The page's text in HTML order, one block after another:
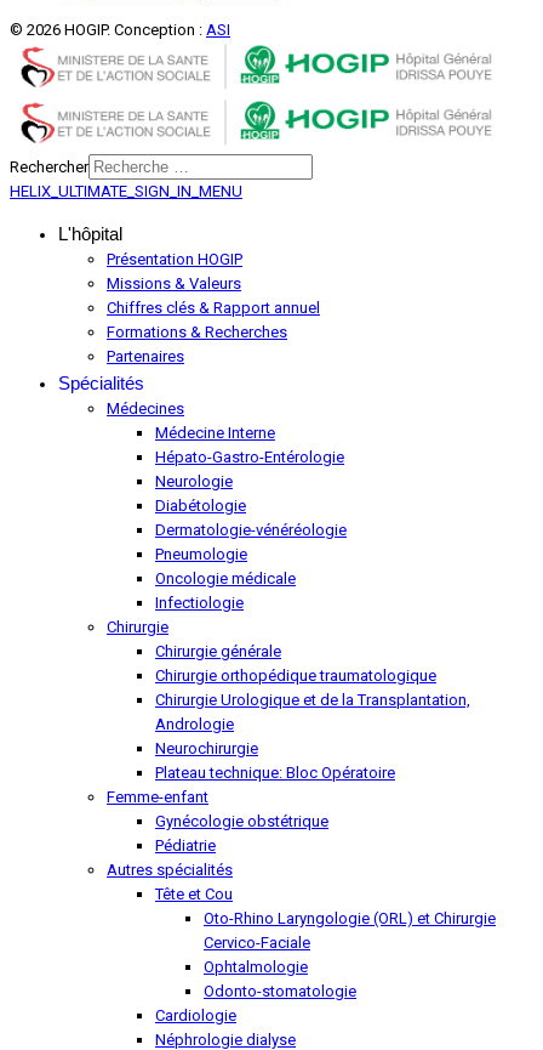
© 2026 HOGIP. Conception : ASI
Rechercher
HELIX_ULTIMATE_SIGN_IN_MENU
L'hôpital
Présentation HOGIP
Missions & Valeurs
Chiffres clés & Rapport annuel
Formations & Recherches
Partenaires
Spécialités
Médecines
Médecine Interne
Hépato-Gastro-Entérologie
Neurologie
Diabétologie
Dermatologie-vénéréologie
Pneumologie
Oncologie médicale
Infectiologie
Chirurgie
Chirurgie générale
Chirurgie orthopédique traumatologique
Chirurgie Urologique et de la Transplantation,
Andrologie
Neurochirurgie
Plateau technique: Bloc Opératoire
Femme-enfant
Gynécologie obstétrique
Pédiatrie
Autres spécialités
Tête et Cou
Oto-Rhino Laryngologie (ORL) et Chirurgie
Cervico-Faciale
Ophtalmologie
Odonto-stomatologie
Cardiologie
Néphrologie dialyse